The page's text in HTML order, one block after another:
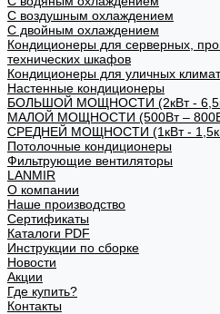
С воздушным охлаждением
С двойным охлаждением
Кондиционеры для серверных,
технических шкафов
Кондиционеры для уличных
Настенные кондиционеры
БОЛЬШОЙ МОЩНОСТИ (2кВт -
МАЛОЙ МОЩНОСТИ (500Вт –
СРЕДНЕЙ МОЩНОСТИ (1кВт -
Потолочные кондиционеры
Фильтрующие вентиляторы
LANMIR
О компании
Наше производство
Сертификаты
Каталоги PDF
Инструкции по сборке
Новости
Акции
Где купить?
Контакты